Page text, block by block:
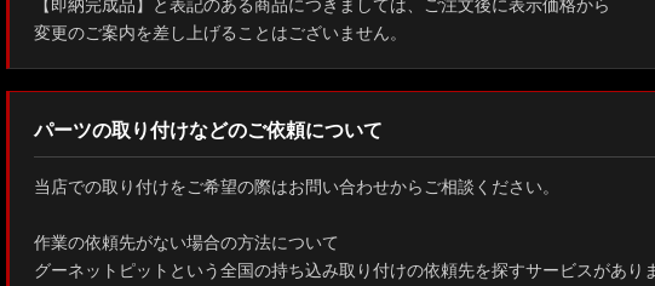
【即納完成品】と表記のある商品につきましては、ご注文後に表示価格から
変更のご案内を差し上げることはございません。
パーツの取り付けなどのご依頼について
当店での取り付けをご希望の際はお問い合わせからご相談ください。
作業の依頼先がない場合の方法について
グーネットピットという全国の持ち込み取り付けの依頼先を探すサービスがあり